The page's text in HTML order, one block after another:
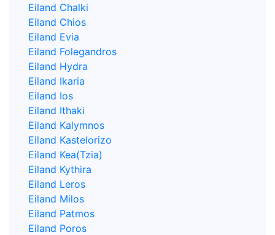
Eiland Chalki
Eiland Chios
Eiland Evia
Eiland Folegandros
Eiland Hydra
Eiland Ikaria
Eiland Ios
Eiland Ithaki
Eiland Kalymnos
Eiland Kastelorizo
Eiland Kea(Tzia)
Eiland Kythira
Eiland Leros
Eiland Milos
Eiland Patmos
Eiland Poros